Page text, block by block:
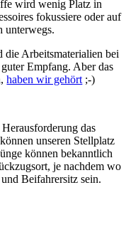
wird wenig Platz in
fokussiere oder auf
unterwegs.
Arbeitsmaterialien bei
Empfang. Aber das
haben wir gehört ;-)
das
unseren Stellplatz
können bekanntlich
je nachdem wo
Beifahrersitz sein.